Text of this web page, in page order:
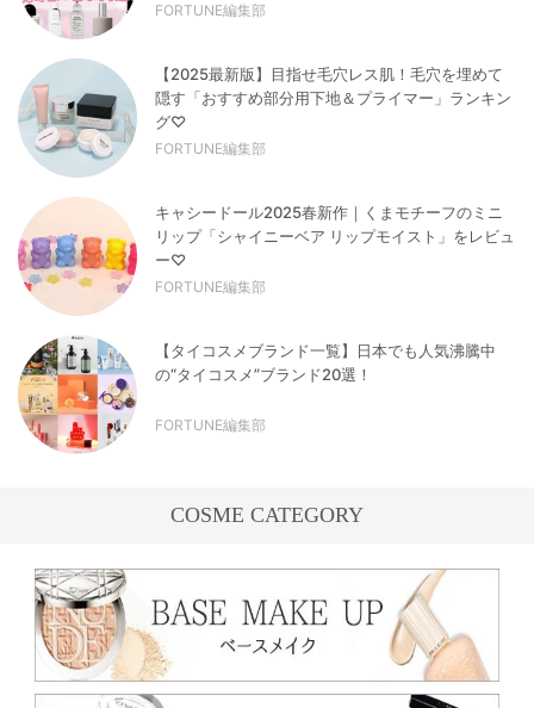
FORTUNE編集部
【2025最新版】目指せ毛穴レス肌！毛穴を埋めて
隠す「おすすめ部分用下地＆プライマー」ランキン
グ♡
FORTUNE編集部
キャシードール2025春新作｜くまモチーフのミニ
リップ「シャイニーベア リップモイスト」をレビュ
ー♡
FORTUNE編集部
【タイコスメブランド一覧】日本でも人気沸騰中
の“タイコスメ”ブランド20選！
FORTUNE編集部
COSME CATEGORY